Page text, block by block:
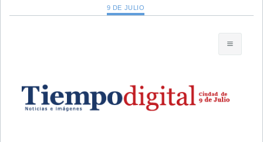
9 DE JULIO